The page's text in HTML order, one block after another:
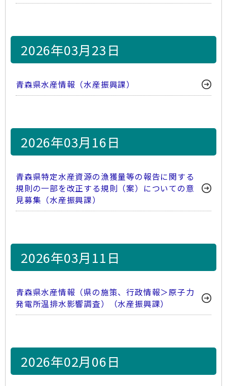
2026年03月23日
青森県水産情報（水産振興課）
2026年03月16日
青森県特定水産資源の漁獲量等の報告に関する
規則の一部を改正する規則（案）についての意
見募集（水産振興課）
2026年03月11日
青森県水産情報（県の施策、行政情報＞原子力
発電所温排水影響調査）（水産振興課）
2026年02月06日